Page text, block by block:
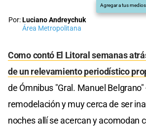
Agregar a tus
Por:Luciano Andreychuk
Área Metropolitana
Como contó El Litoral semanas
de un relevamiento periodístico
de Ómnibus "Gral. Manuel
remodelación y muy cerca de ser
noches allí se acercan y acomodan